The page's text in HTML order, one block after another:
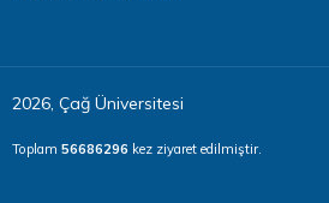
2026, Çağ Üniversitesi
Toplam 56686296 kez ziyaret edilmiştir.